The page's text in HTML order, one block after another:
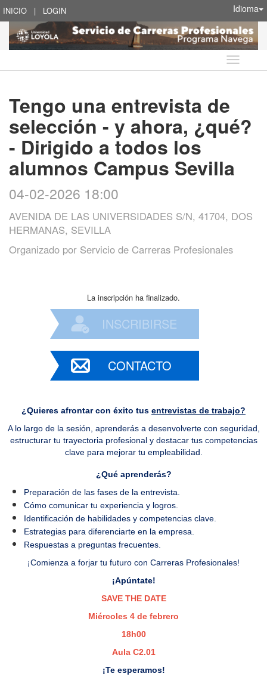
INICIO | LOGIN Idioma
Idioma
Tengo una entrevista de
selección - y ahora, ¿qué?
- Dirigido a todos los
alumnos Campus Sevilla
04-02-2026 18:00
AVENIDA DE LAS UNIVERSIDADES S/N, 41704, DOS
HERMANAS, SEVILLA
Organizado por Servicio de Carreras Profesionales
La inscripción ha finalizado.
INSCRIBIRSE
CONTACTO
¿Quieres afrontar con éxito tus entrevistas de trabajo?
A lo largo de la sesión, aprenderás a desenvolverte con seguridad,
estructurar tu trayectoria profesional y destacar tus competencias
clave para mejorar tu empleabilidad.
¿Qué aprenderás?
Preparación de las fases de la entrevista.
Cómo comunicar tu experiencia y logros.
Identificación de habilidades y competencias clave.
Estrategias para diferenciarte en la empresa.
Respuestas a preguntas frecuentes.
¡Comienza a forjar tu futuro con Carreras Profesionales!
¡Apúntate!
SAVE THE DATE
Miércoles 4 de febrero
18h00
Aula C2.01
¡Te esperamos!